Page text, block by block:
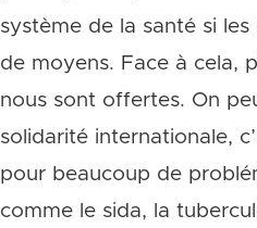
système de la santé si les
de moyens. Face à cela,
nous sont offertes. On
solidarité internationale,
pour beaucoup de
comme le sida, la